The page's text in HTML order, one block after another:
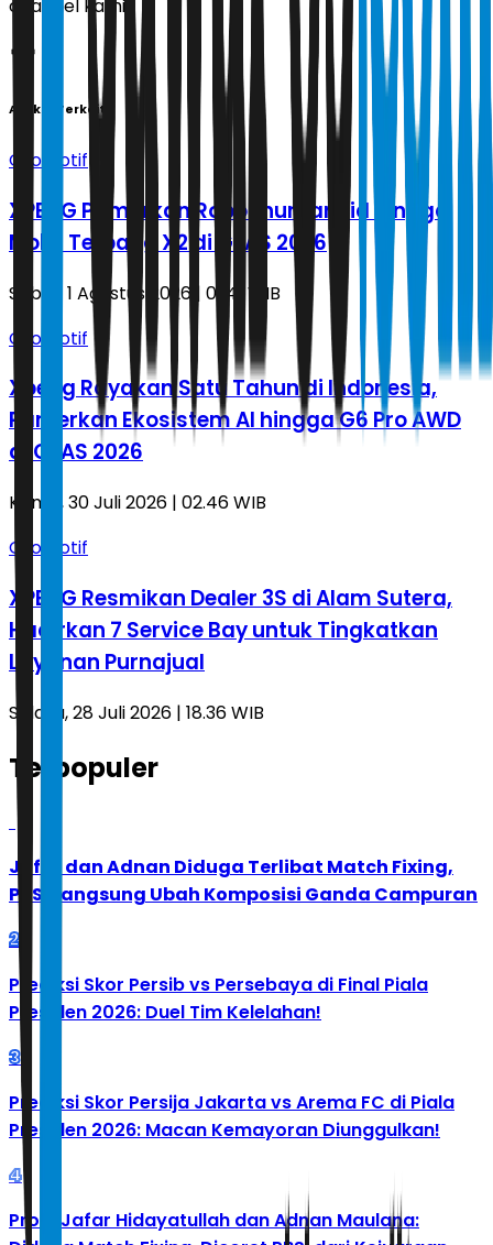
channel kami!
Artikel Terkait
Otomotif
XPENG Pamerkan Robot humanoid hingga
Mobil Terbang X2 di GIIAS 2026
Sabtu, 1 Agustus 2026 | 01.41 WIB
Otomotif
Xpeng Rayakan Satu Tahun di Indonesia,
Pamerkan Ekosistem AI hingga G6 Pro AWD
di GIIAS 2026
Kamis, 30 Juli 2026 | 02.46 WIB
Otomotif
XPENG Resmikan Dealer 3S di Alam Sutera,
Hadirkan 7 Service Bay untuk Tingkatkan
Layanan Purnajual
Selasa, 28 Juli 2026 | 18.36 WIB
Terpopuler
Jafar dan Adnan Diduga Terlibat Match Fixing,
PBSI Langsung Ubah Komposisi Ganda Campuran
2
Prediksi Skor Persib vs Persebaya di Final Piala
Presiden 2026: Duel Tim Kelelahan!
3
Prediksi Skor Persija Jakarta vs Arema FC di Piala
Presiden 2026: Macan Kemayoran Diunggulkan!
4
Profil Jafar Hidayatullah dan Adnan Maulana: